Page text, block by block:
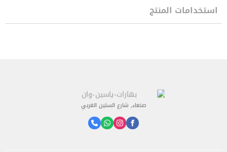
استخدامات المنتج
صنعاء, شارع الستين الغربي